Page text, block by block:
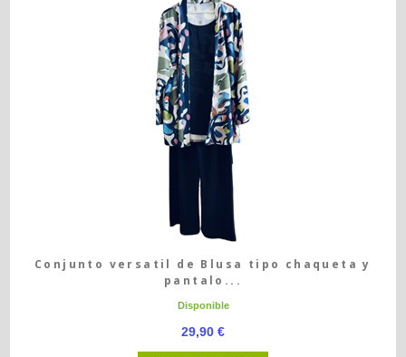
Conjunto versatil de Blusa tipo chaqueta y
pantalo...
Disponible
29,90 €